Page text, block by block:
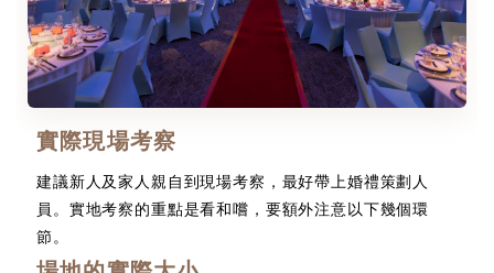
實際現場考察
建議新人及家人親自到現場考察，最好帶上婚禮策劃人
員。實地考察的重點是看和嚐，要額外注意以下幾個環
節。